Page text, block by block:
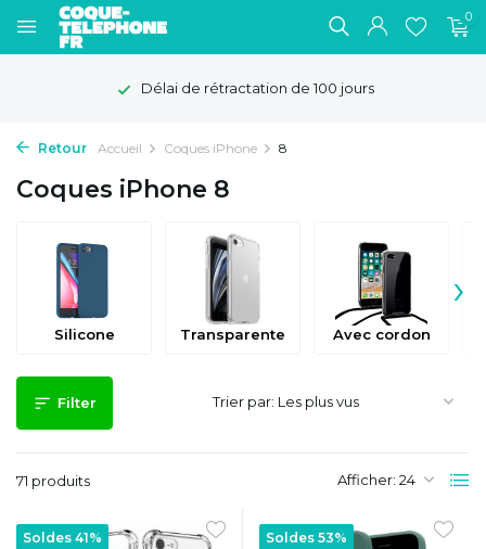
0
Délai de rétractation de 100 jours
Retour Accueil Coques iPhone 8
Coques iPhone 8
Silicone Transparente Avec cordon
›
Filter
71 produits Afficher:
Trier par:
Soldes 41% Soldes 53%